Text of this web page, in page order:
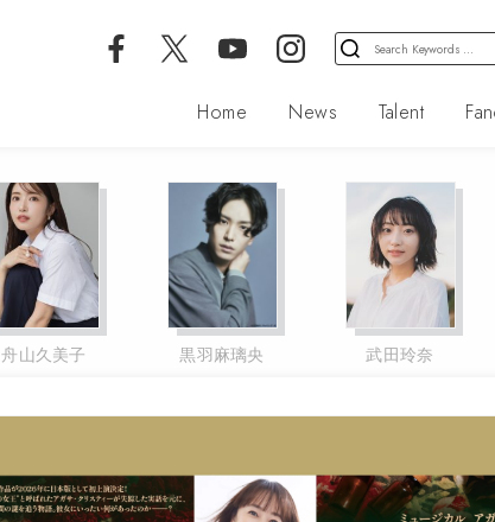
検
索
象:
Home News Talent
黒羽麻璃央 武田玲奈 前田希美